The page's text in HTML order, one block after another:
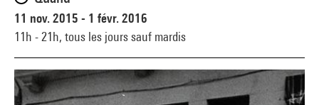
11 nov. 2015 - 1 févr. 2016
11h - 21h, tous les jours sauf mardis